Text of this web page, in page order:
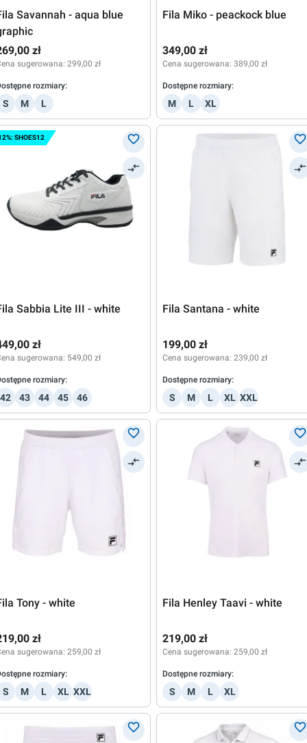
Savannah - aqua blue
zł
sugerowana: 299,00 zł
rozmiary:
S M L
Fila Miko - peackock blue
349,00 zł
Cena sugerowana: 389,00 zł
Dostępne rozmiary:
M L XL
SHOES12
Sabbia Lite III - white
zł
sugerowana: 549,00 zł
rozmiary:
42 43 44 45 46
Fila Santana - white
199,00 zł
Cena sugerowana: 239,00 zł
Dostępne rozmiary:
S M L XL XXL
Tony - white
zł
sugerowana: 259,00 zł
rozmiary:
S M L XL XXL
Fila Henley Taavi - white
219,00 zł
Cena sugerowana: 259,00 zł
Dostępne rozmiary:
S M L XL